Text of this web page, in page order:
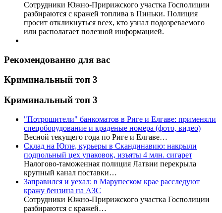
Сотрудники Южно-Пририжского участка Госполиции
разбираются с кражей топлива в Пиньки. Полиция
просит откликнуться всех, кто узнал подозреваемого
или располагает полезной информацией.
Рекомендованно для вас
Криминальный топ 3
Криминальный топ 3
"Потрошители" банкоматов в Риге и Елгаве: применяли
спецоборудование и краденые номера (фото, видео)
Весной текущего года по Риге и Елгаве…
Склад на Югле, курьеры в Скандинавию: накрыли
подпольный цех упаковок, изъяты 4 млн. сигарет
Налогово-таможенная полиция Латвии перекрыла
крупный канал поставки…
Заправился и уехал: в Марупеском крае расследуют
кражу бензина на АЗС
Сотрудники Южно-Пририжского участка Госполиции
разбираются с кражей…